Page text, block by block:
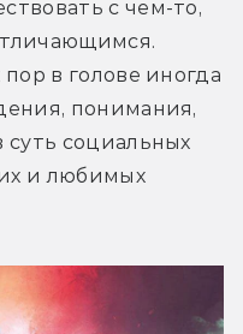
с чем-то,
в голове иногда
понимания,
суть социальных
и любимых